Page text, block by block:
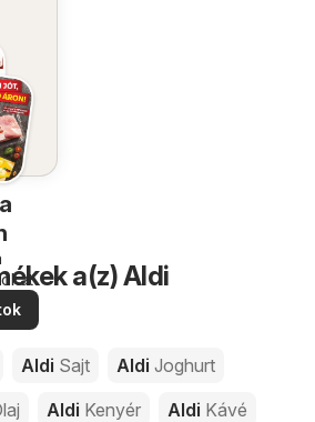
a(z) Aldi
Aldi Sajt Aldi Joghurt
Aldi Kenyér Aldi Kávé